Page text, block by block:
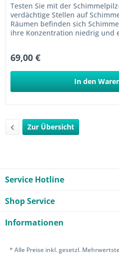
Testen Sie mit der
verdächtige Stellen auf
Räumen befinden sich
ihre Konzentration niedrig und
69,00 €
In den
Zur Übersicht
Service Hotline
Shop Service
Informationen
* Alle Preise inkl. gesetzl.